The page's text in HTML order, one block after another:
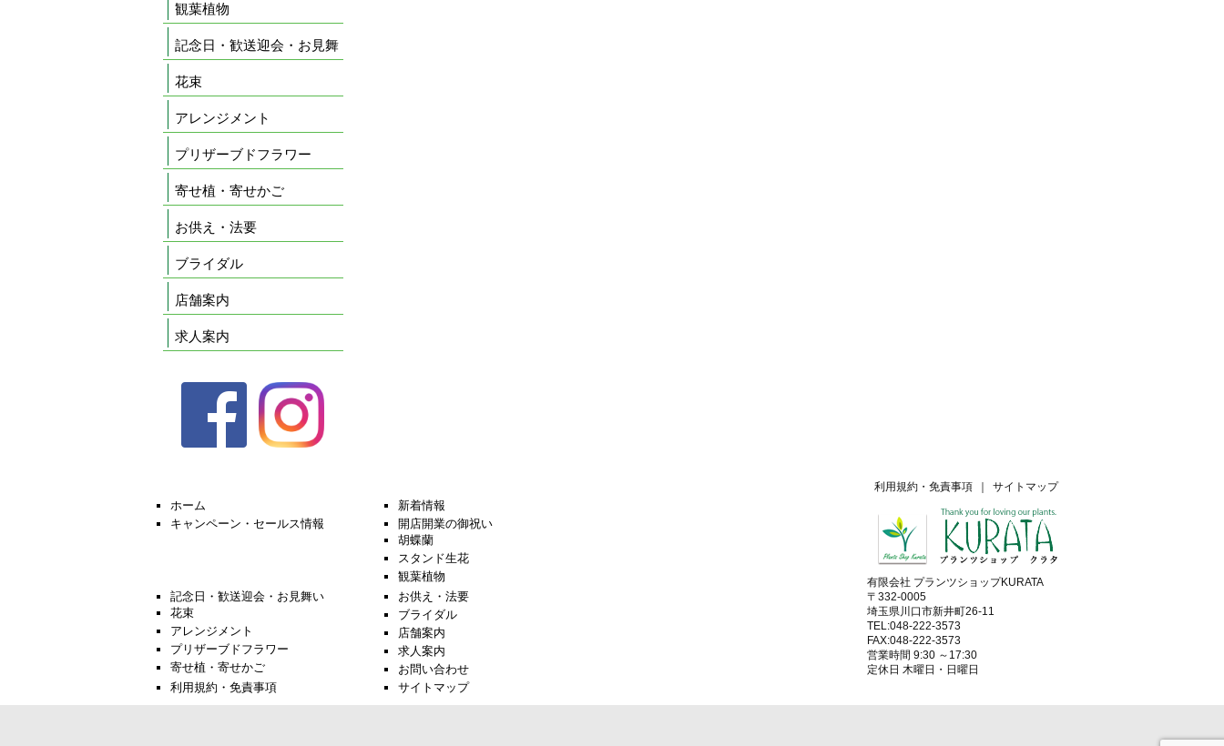
観葉植物
記念日・歓送迎会・お見舞
花束
アレンジメント
プリザーブドフラワー
寄せ植・寄せかご
お供え・法要
ブライダル
店舗案内
求人案内
ホーム
新着情報
キャンペーン・セールス情報
開店開業の御祝い
胡蝶蘭
スタンド生花
観葉植物
記念日・歓送迎会・お見舞い
花束
アレンジメント
プリザーブドフラワー
寄せ植・寄せかご
お供え・法要
ブライダル
店舗案内
求人案内
お問い合わせ
利用規約・免責事項
サイトマップ
サイトマップ
利用規約・免責事項
有限会社 プランツショップKURATA
〒332-0005
埼玉県川口市新井町26-11
TEL:048-222-3573
FAX:048-222-3573
営業時間 9:30 ～17:30
定休日 木曜日・日曜日